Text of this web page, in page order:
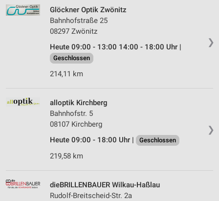
❯
Glöckner Optik Zwönitz
Bahnhofstraße 25
08297 Zwönitz
Heute 09:00 - 13:00 14:00 - 18:00 Uhr |
Geschlossen
214,11 km
❯
alloptik Kirchberg
Bahnhofstr. 5
08107 Kirchberg
Heute 09:00 - 18:00 Uhr |
Geschlossen
219,58 km
dieBRILLENBAUER Wilkau-Haßlau
Rudolf-Breitscheid-Str. 2a